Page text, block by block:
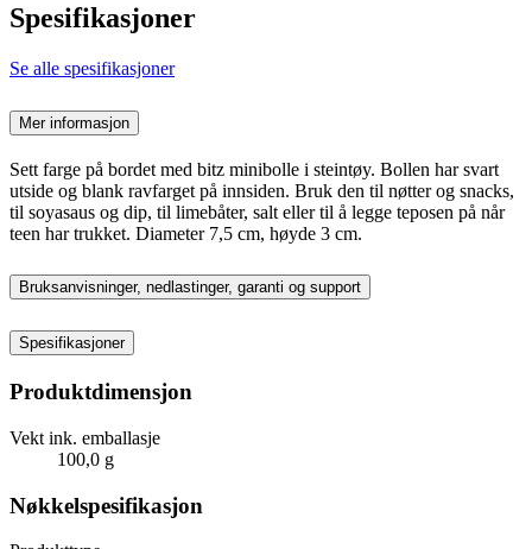
Spesifikasjoner
Se alle spesifikasjoner
Mer informasjon
Sett farge på bordet med bitz minibolle i steintøy. Bollen har svart
utside og blank ravfarget på innsiden. Bruk den til nøtter og snacks,
til soyasaus og dip, til limebåter, salt eller til å legge teposen på når
teen har trukket. Diameter 7,5 cm, høyde 3 cm.
Bruksanvisninger, nedlastinger, garanti og support
Spesifikasjoner
Produktdimensjon
Vekt ink. emballasje
100,0 g
Nøkkelspesifikasjon